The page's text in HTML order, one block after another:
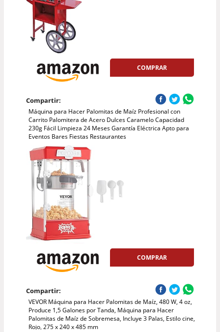
COMPRAR
Compartir:
Máquina para Hacer Palomitas de Maíz Profesional con
Carrito Palomitera de Acero Dulces Caramelo Capacidad
230g Fácil Limpieza 24 Meses Garantía Eléctrica Apto para
Eventos Bares Fiestas Restaurantes
COMPRAR
Compartir:
VEVOR Máquina para Hacer Palomitas de Maíz, 480 W, 4 oz,
Produce 1,5 Galones por Tanda, Máquina para Hacer
Palomitas de Maíz de Sobremesa, Incluye 3 Palas, Estilo cine,
Rojo, 275 x 240 x 485 mm